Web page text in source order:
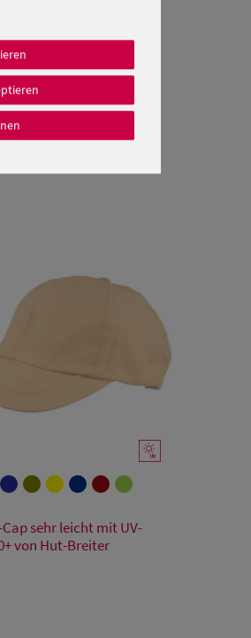
Einheitsgröße
sehr leicht mit UV-
von Hut-Breiter